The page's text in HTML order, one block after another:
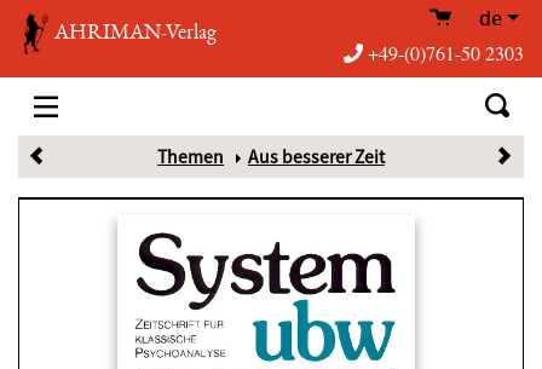
AHRIMAN-Verlag de
+49-(0)761-50 2303
Themen Aus besserer Zeit